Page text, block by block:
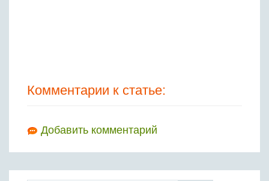
Комментарии к статье:
Добавить комментарий